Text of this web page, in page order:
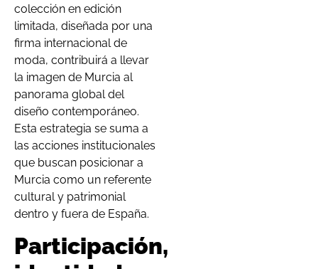
colección en edición
limitada, diseñada por una
firma internacional de
moda, contribuirá a llevar
la imagen de Murcia al
panorama global del
diseño contemporáneo.
Esta estrategia se suma a
las acciones institucionales
que buscan posicionar a
Murcia como un referente
cultural y patrimonial
dentro y fuera de España.
Participación,